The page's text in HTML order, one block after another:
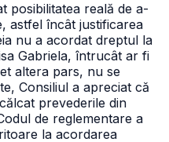
posibilitatea reală de a-
astfel încât justificarea
nu a acordat dreptul la
Gabriela, întrucât ar fi
altera pars, nu se
Consiliul a apreciat că
prevederile din
de reglementare a
la acordarea